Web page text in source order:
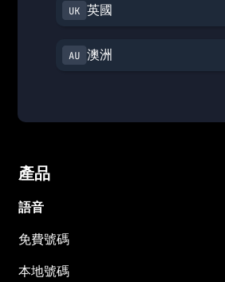
英國
澳洲
產品
語音
免費號碼
本地號碼